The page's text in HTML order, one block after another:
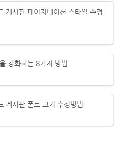
게시판 페이지네이션 스타일 수정
강화하는 8가지 방법
게시판 폰트 크기 수정방법